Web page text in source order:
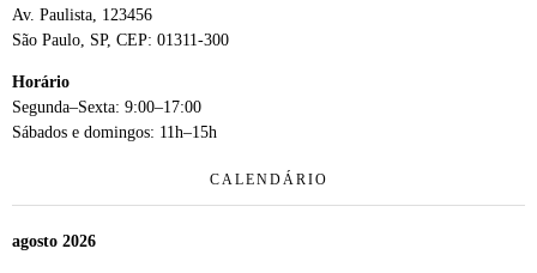
Av. Paulista, 123456
São Paulo, SP, CEP: 01311-300
Horário
Segunda–Sexta: 9:00–17:00
Sábados e domingos: 11h–15h
CALENDÁRIO
agosto 2026